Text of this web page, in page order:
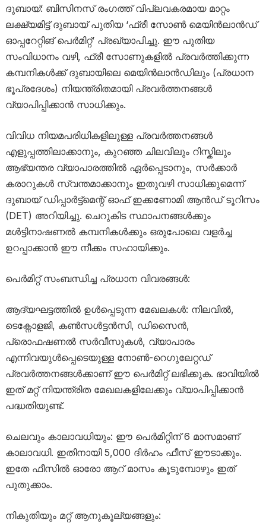
ദുബായ്: ബിസിനസ് രംഗത്ത് വിപ്ലവകരമായ മാറ്റം
ലക്ഷ്യമിട്ട് ദുബായ് പുതിയ ‘ഫ്രീ സോൺ മെയിൻലാൻഡ്
ഓപ്പറേറ്റിങ് പെർമിറ്റ്’ പ്രഖ്യാപിച്ചു. ഈ പുതിയ
സംവിധാനം വഴി, ഫ്രീ സോണുകളിൽ പ്രവർത്തിക്കുന്ന
കമ്പനികൾക്ക് ദുബായിലെ മെയിൻലാൻഡിലും (പ്രധാന
ഭൂപ്രദേശം) നിയന്ത്രിതമായി പ്രവർത്തനങ്ങൾ
വ്യാപിപ്പിക്കാൻ സാധിക്കും.
വിവിധ നിയമപരിധികളിലുള്ള പ്രവർത്തനങ്ങൾ
എളുപ്പത്തിലാക്കാനും, കുറഞ്ഞ ചിലവിലും റിസ്കിലും
ആഭ്യന്തര വ്യാപാരത്തിൽ ഏർപ്പെടാനും, സർക്കാർ
കരാറുകൾ സ്വന്തമാക്കാനും ഇതുവഴി സാധിക്കുമെന്ന്
ദുബായ് ഡിപ്പാർട്ട്‌മെന്റ് ഓഫ് ഇക്കണോമി ആൻഡ് ടൂറിസം
(DET) അറിയിച്ചു. ചെറുകിട സ്ഥാപനങ്ങൾക്കും
മൾട്ടിനാഷണൽ കമ്പനികൾക്കും ഒരുപോലെ വളർച്ച
ഉറപ്പാക്കാൻ ഈ നീക്കം സഹായിക്കും.
പെർമിറ്റ് സംബന്ധിച്ച പ്രധാന വിവരങ്ങൾ:
ആദ്യഘട്ടത്തിൽ ഉൾപ്പെടുന്ന മേഖലകൾ: നിലവിൽ,
ടെക്നോളജി, കൺസൾട്ടൻസി, ഡിസൈൻ,
പ്രൊഫഷണൽ സർവീസുകൾ, വ്യാപാരം
എന്നിവയുൾപ്പെടെയുള്ള നോൺ-റെഗുലേറ്റഡ്
പ്രവർത്തനങ്ങൾക്കാണ് ഈ പെർമിറ്റ് ലഭിക്കുക. ഭാവിയിൽ
ഇത് മറ്റ് നിയന്ത്രിത മേഖലകളിലേക്കും വ്യാപിപ്പിക്കാൻ
പദ്ധതിയുണ്ട്.
ചെലവും കാലാവധിയും: ഈ പെർമിറ്റിന് 6 മാസമാണ്
കാലാവധി. ഇതിനായി 5,000 ദിർഹം ഫീസ് ഈടാക്കും.
ഇതേ ഫീസിൽ ഓരോ ആറ് മാസം കൂടുമ്പോഴും ഇത്
പുതുക്കാം.
നികുതിയും മറ്റ് ആനുകൂല്യങ്ങളും: